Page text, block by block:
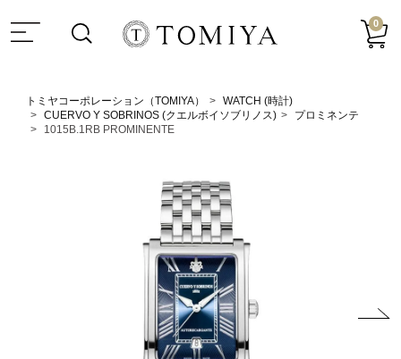
0
トミヤコーポレーション（TOMIYA）
WATCH (時計)
CUERVO Y SOBRINOS (クエルボイソブリノス)
プロミネンテ
1015B.1RB PROMINENTE